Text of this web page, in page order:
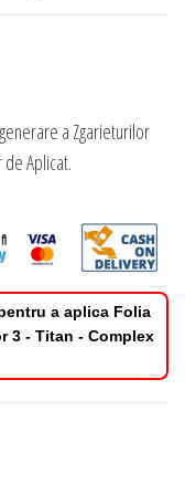
a Zgarieturilor
Aplicat.
a aplica Folia
3 - Titan - Complex